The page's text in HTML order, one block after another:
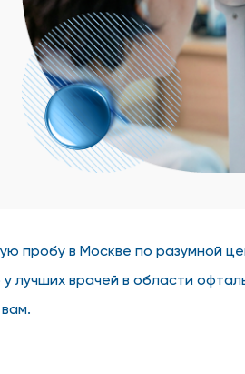
в Москве по разумной
лучших врачей в области